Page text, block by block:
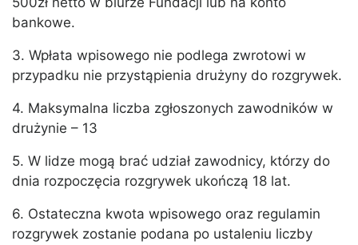
bankowe.
3. Wpłata wpisowego nie podlega zwrotowi w
przypadku nie przystąpienia drużyny do rozgrywek.
4. Maksymalna liczba zgłoszonych zawodników w
drużynie – 13
5. W lidze mogą brać udział zawodnicy, którzy do
dnia rozpoczęcia rozgrywek ukończą 18 lat.
6. Ostateczna kwota wpisowego oraz regulamin
rozgrywek zostanie podana po ustaleniu liczby